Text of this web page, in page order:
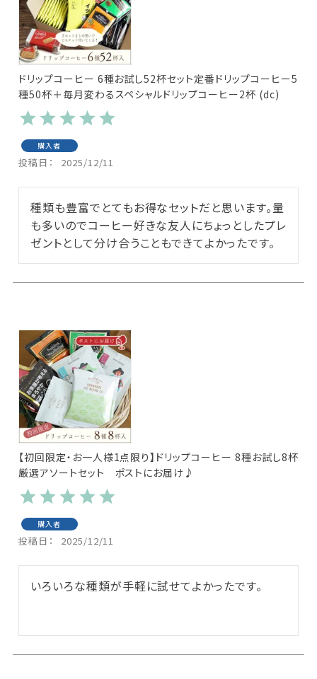
ドリップコーヒー 6種お試し52杯セット定番ドリップコーヒー5
種50杯＋毎月変わるスペシャルドリップコーヒー2杯 (dc)
購入者
投稿日 2025/12/11
種類も豊富でとてもお得なセットだと思います。量
も多いのでコーヒー好きな友人にちょっとしたプレ
ゼントとして分け合うこともできてよかったです。
【初回限定・お一人様1点限り】ドリップコーヒー 8種お試し8杯
厳選アソートセット ポストにお届け♪
購入者
投稿日 2025/12/11
いろいろな種類が手軽に試せてよかったです。